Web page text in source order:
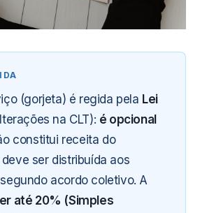
(gorjeta) é regida pela Lei
na CLT): é opcional
constitui receita do
ser distribuída aos
acordo coletivo. A
até 20% (Simples